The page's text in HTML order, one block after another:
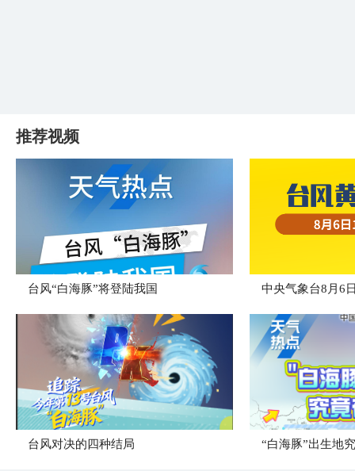
推荐视频
台风“白海豚”将登陆我国
台风对决的四种结局 “白海豚”出生地